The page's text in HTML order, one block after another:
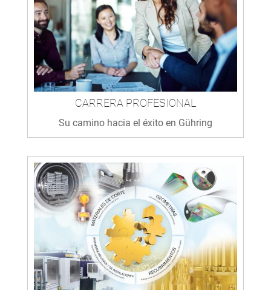
CARRERA PROFESIONAL
Su camino hacia el éxito en Gühring